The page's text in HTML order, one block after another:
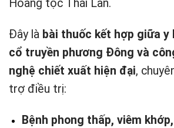
Hoàng tộc Thái Lan.
Đây là bài thuốc kết hợp giữa y
cổ truyền phương Đông và
nghệ chiết xuất hiện đại,
trợ điều trị:
Bệnh phong thấp, viêm khớp,